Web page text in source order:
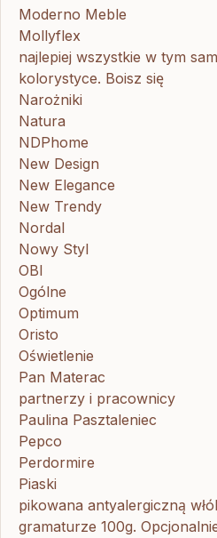
Moderno Meble
Mollyflex
najlepiej wszystkie w tym
kolorystyce. Boisz się
Narożniki
Natura
NDPhome
New Design
New Elegance
New Trendy
Nordal
Nowy Styl
OBI
Ogólne
Optimum
Oristo
Oświetlenie
Pan Materac
partnerzy i pracownicy
Paulina Pasztaleniec
Pepco
Perdormire
Piaski
pikowana antyalergiczną
gramaturze 100g.